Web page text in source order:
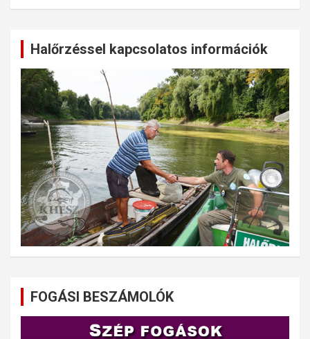
Halőrzéssel kapcsolatos információk
FOGÁSI BESZÁMOLÓK